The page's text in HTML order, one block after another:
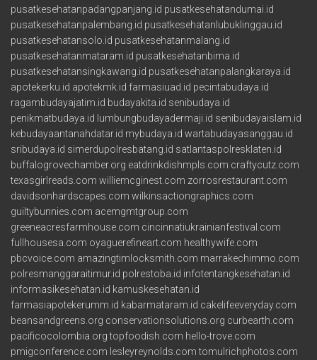
pusatkesehatanpadangpanjang.id pusatkesehatandumai.id
pusatkesehatanpalembang.id pusatkesehatanlubuklinggau.id
pusatkesehatansolo.id pusatkesehatanmalang.id
pusatkesehatanmataram.id pusatkesehatanbima.id
pusatkesehatansingkawang.id pusatkesehatanpalangkaraya.id
apotekerku.id apotekmk.id farmasiuad.id pecintabudaya.id
ragambudayajatim.id budayakita.id senibudaya.id
penikmatbudaya.id lumbungbudayadermaji.id senibudayaislam.id
kebudayaantanahdatar.id mybudaya.id wartabudayasanggau.id
sribudaya.id simerdupolresbatang.id satlantaspolresklaten.id
buffalogrovechamber.org eatdrinkdishmpls.com craftycutz.com
texasgirlreads.com williemcginest.com zorrosrestaurant.com
davidsonhardscapes.com wilkinsactiongraphics.com
guiltybunnies.com acemgmtgroup.com
greeneacresfarmhouse.com cincinnatiukrainianfestival.com
fullhousesa.com oyaguerefineart.com healthywife.com
pbcvoice.com amazingtimlocksmith.com marrakechimmo.com
polresmanggaraitimur.id polrestoba.id infotentangkesehatan.id
informasikesehatan.id kamuskesehatan.id
farmasiapotekerumm.id kabarmataram.id cakelifeeveryday.com
beansandgreens.org conservationsolutions.org curbearth.com
pacificocolombia.org topfoodish.com hello-trove.com
pmigconference.com lesleyreynolds.com tomulrichphotos.com